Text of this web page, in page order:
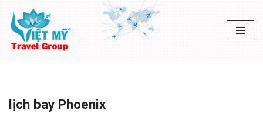
Chuyển
tới
lịch bay Phoenix